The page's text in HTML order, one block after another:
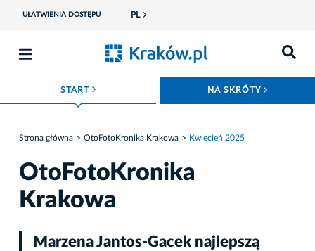
UŁATWIENIA DOSTĘPU PL
START ROZWIŃ MENU NA SKRÓTY
Strona główna OtoFotoKronika Krakowa Kwiecień 2025
OtoFotoKronika
Krakowa
Marzena Jantos-Gacek najlepszą